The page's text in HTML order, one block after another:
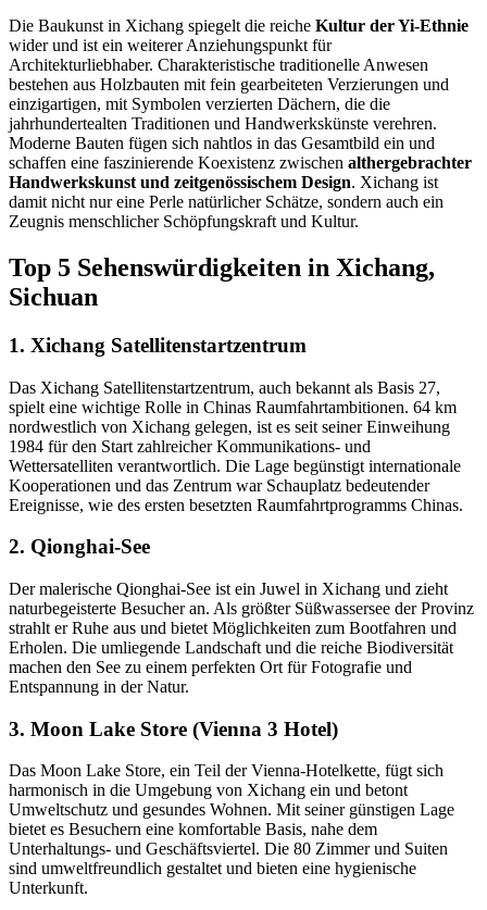
Die Baukunst in Xichang spiegelt die reiche Kultur der Yi-Ethnie
wider und ist ein weiterer Anziehungspunkt für
Architekturliebhaber. Charakteristische traditionelle Anwesen
bestehen aus Holzbauten mit fein gearbeiteten Verzierungen und
einzigartigen, mit Symbolen verzierten Dächern, die die
jahrhundertealten Traditionen und Handwerkskünste verehren.
Moderne Bauten fügen sich nahtlos in das Gesamtbild ein und
schaffen eine faszinierende Koexistenz zwischen althergebrachter
Handwerkskunst und zeitgenössischem Design. Xichang ist
damit nicht nur eine Perle natürlicher Schätze, sondern auch ein
Zeugnis menschlicher Schöpfungskraft und Kultur.
Top 5 Sehenswürdigkeiten in Xichang,
Sichuan
1. Xichang Satellitenstartzentrum
Das Xichang Satellitenstartzentrum, auch bekannt als Basis 27,
spielt eine wichtige Rolle in Chinas Raumfahrtambitionen. 64 km
nordwestlich von Xichang gelegen, ist es seit seiner Einweihung
1984 für den Start zahlreicher Kommunikations- und
Wettersatelliten verantwortlich. Die Lage begünstigt internationale
Kooperationen und das Zentrum war Schauplatz bedeutender
Ereignisse, wie des ersten besetzten Raumfahrtprogramms Chinas.
2. Qionghai-See
Der malerische Qionghai-See ist ein Juwel in Xichang und zieht
naturbegeisterte Besucher an. Als größter Süßwassersee der Provinz
strahlt er Ruhe aus und bietet Möglichkeiten zum Bootfahren und
Erholen. Die umliegende Landschaft und die reiche Biodiversität
machen den See zu einem perfekten Ort für Fotografie und
Entspannung in der Natur.
3. Moon Lake Store (Vienna 3 Hotel)
Das Moon Lake Store, ein Teil der Vienna-Hotelkette, fügt sich
harmonisch in die Umgebung von Xichang ein und betont
Umweltschutz und gesundes Wohnen. Mit seiner günstigen Lage
bietet es Besuchern eine komfortable Basis, nahe dem
Unterhaltungs- und Geschäftsviertel. Die 80 Zimmer und Suiten
sind umweltfreundlich gestaltet und bieten eine hygienische
Unterkunft.